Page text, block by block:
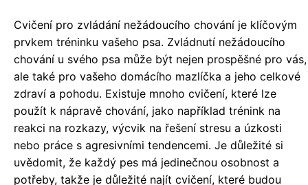
Cvičení pro zvládání nežádoucího chování je klíčovým
prvkem tréninku vašeho psa. Zvládnutí nežádoucího
chování u svého psa může být nejen prospěšné pro vás,
ale také pro vašeho domácího mazlíčka a jeho celkové
zdraví a pohodu. Existuje mnoho cvičení, které lze
použít k nápravě chování, jako například trénink na
reakci na rozkazy, výcvik na řešení stresu a úzkosti
nebo práce s agresivními tendencemi. Je důležité si
uvědomit, že každý pes má jedinečnou osobnost a
potřeby, takže je důležité najít cvičení, které budou